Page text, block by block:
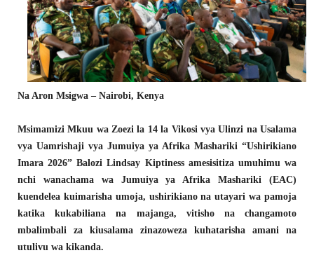
Na Aron Msigwa – Nairobi, Kenya
Msimamizi Mkuu wa Zoezi la 14 la Vikosi vya Ulinzi na Usalama
vya Uamrishaji vya Jumuiya ya Afrika Mashariki “Ushirikiano
Imara 2026” Balozi Lindsay Kiptiness amesisitiza umuhimu wa
nchi wanachama wa Jumuiya ya Afrika Mashariki (EAC)
kuendelea kuimarisha umoja, ushirikiano na utayari wa pamoja
katika kukabiliana na majanga, vitisho na changamoto
mbalimbali za kiusalama zinazoweza kuhatarisha amani na
utulivu wa kikanda.